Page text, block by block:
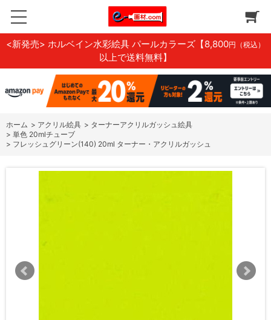
<新発売> ホルベイン水彩絵具 パールカラーズ 【8,800円（税込）
以上で送料無料】
ホーム > アクリル絵具 > ターナーアクリルガッシュ絵具
> 単色 20mlチューブ
> フレッシュグリーン(140) 20ml ターナー・アクリルガッシュ